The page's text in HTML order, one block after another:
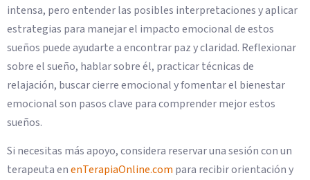
intensa, pero entender las posibles interpretaciones y aplicar
estrategias para manejar el impacto emocional de estos
sueños puede ayudarte a encontrar paz y claridad. Reflexionar
sobre el sueño, hablar sobre él, practicar técnicas de
relajación, buscar cierre emocional y fomentar el bienestar
emocional son pasos clave para comprender mejor estos
sueños.
Si necesitas más apoyo, considera reservar una sesión con un
terapeuta enenTerapiaOnline.com para recibir orientación y